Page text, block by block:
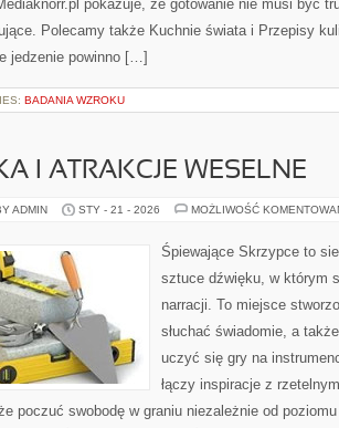
pokazuje, że gotowanie nie musi być
Polecamy także Kuchnie świata i Przepisy
jedzenie powinno […]
BADANIA WZROKU
I ATRAKCJE WESELNE
ADMIN STY - 21 - 2026 MOŻLIWOŚĆ
Śpiewające Skrzypce to
sztuce dźwięku, w którym
narracji. To miejsce
słuchać świadomie, a
uczyć się gry na
łączy inspiracje z
poczuć swobodę w graniu niezależnie od